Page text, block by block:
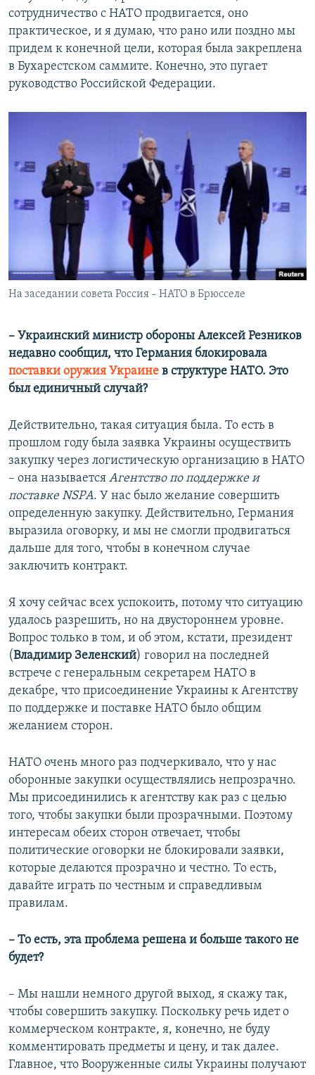
сотрудничество с НАТО продвигается, оно
практическое, и я думаю, что рано или поздно мы
придем к конечной цели, которая была закреплена
в Бухарестском саммите. Конечно, это пугает
руководство Российской Федерации.
На заседании совета Россия – НАТО в Брюсселе
– Украинский министр обороны Алексей Резников
недавно сообщил, что Германия блокировала
поставки оружия Украине в структуре НАТО. Это
был единичный случай?
Действительно, такая ситуация была. То есть в
прошлом году была заявка Украины осуществить
закупку через логистическую организацию в НАТО
– она называется Агентство по поддержке и
поставке NSPА. У нас было желание совершить
определенную закупку. Действительно, Германия
выразила оговорку, и мы не смогли продвигаться
дальше для того, чтобы в конечном случае
заключить контракт.
Я хочу сейчас всех успокоить, потому что ситуацию
удалось разрешить, но на двустороннем уровне.
Вопрос только в том, и об этом, кстати, президент
(Владимир Зеленский) говорил на последней
встрече с генеральным секретарем НАТО в
декабре, что присоединение Украины к Агентству
по поддержке и поставке НАТО было общим
желанием сторон.
НАТО очень много раз подчеркивало, что у нас
оборонные закупки осуществлялись непрозрачно.
Мы присоединились к агентству как раз с целью
того, чтобы закупки были прозрачными. Поэтому
интересам обеих сторон отвечает, чтобы
политические оговорки не блокировали заявки,
которые делаются прозрачно и честно. То есть,
давайте играть по честным и справедливым
правилам.
– То есть, эта проблема решена и больше такого не
будет?
– Мы нашли немного другой выход, я скажу так,
чтобы совершить закупку. Поскольку речь идет о
коммерческом контракте, я, конечно, не буду
комментировать предметы и цену, и так далее.
Главное, что Вооруженные силы Украины получают